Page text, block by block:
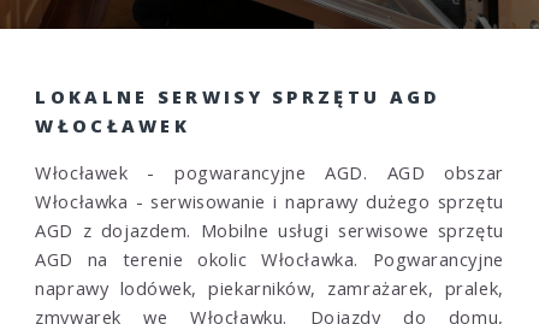
LOKALNE SERWISY SPRZĘTU AGD
WŁOCŁAWEK
Włocławek - pogwarancyjne AGD. AGD obszar
Włocławka - serwisowanie i naprawy dużego sprzętu
AGD z dojazdem. Mobilne usługi serwisowe sprzętu
AGD na terenie okolic Włocławka. Pogwarancyjne
naprawy lodówek, piekarników, zamrażarek, pralek,
zmywarek we Włocławku. Dojazdy do domu,